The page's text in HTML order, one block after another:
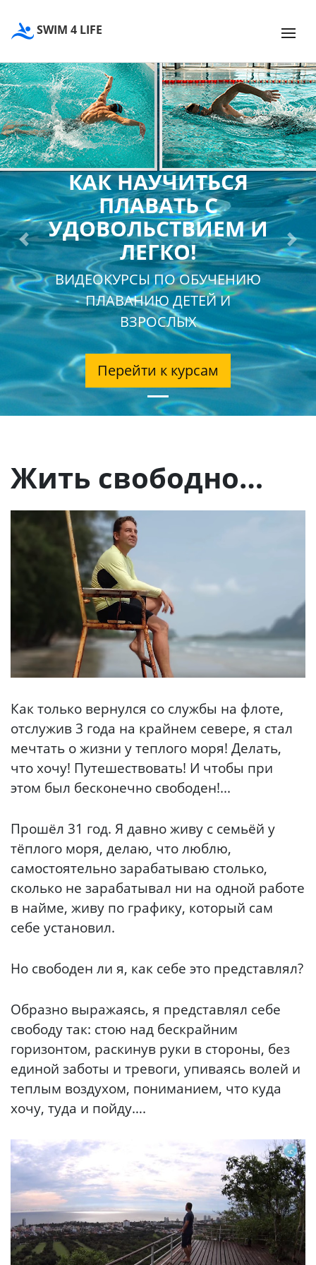
SWIM 4 LIFE
КАК НАУЧИТЬСЯ
ПЛАВАТЬ С
УДОВОЛЬСТВИЕМ И
ЛЕГКО!
ВИДЕОКУРСЫ ПО ОБУЧЕНИЮ
ПЛАВАНИЮ ДЕТЕЙ И
ВЗРОСЛЫХ
Перейти к курсам
Previous Next
Жить свободно…
Как только вернулся со службы на флоте,
отслужив 3 года на крайнем севере, я стал
мечтать о жизни у теплого моря! Делать,
что хочу! Путешествовать! И чтобы при
этом был бесконечно свободен!...
Прошёл 31 год. Я давно живу с семьёй у
тёплого моря, делаю, что люблю,
самостоятельно зарабатываю столько,
сколько не зарабатывал ни на одной работе
в найме, живу по графику, который сам
себе установил.
Но свободен ли я, как себе это представлял?
Образно выражаясь, я представлял себе
свободу так: стою над бескрайним
горизонтом, раскинув руки в стороны, без
единой заботы и тревоги, упиваясь волей и
теплым воздухом, пониманием, что куда
хочу, туда и пойду….